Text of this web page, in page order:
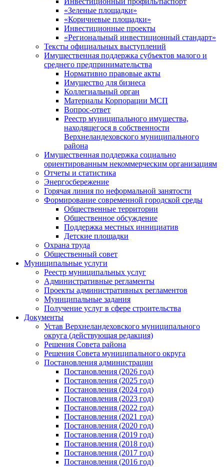
«Зеленые площадки»
«Коричневые площадки»
Инвестиционные проекты
«Региональный инвестиционный стандарт»
Тексты официальных выступлений
Имущественная поддержка субъектов малого и
среднего предпринимательства
Нормативно правовые акты
Имущество для бизнеса
Коллегиальный орган
Материалы Корпорации МСП
Вопрос-ответ
Реестр муниципального имущества,
находящегося в собственности
Верхнеландеховского муниципального
района
Имущественная поддержка социально
ориентированным некоммерческим организациям
Отчеты и статистика
Энергосбережение
Горячая линия по неформальной занятости
Формирование современной городской среды
Общественные территории
Общественное обсуждение
Поддержка местных иннициатив
Детские площадки
Охрана труда
Общественный совет
Муниципальные услуги
Реестр муниципальных услуг
Административные регламенты
Проекты административных регламентов
Муниципальные задания
Получение услуг в сфере строительства
Документы
Устав Верхнеландеховского муниципального
округа (действующая редакция)
Решения Совета района
Решения Совета муниципального округа
Постановления администрации
Постановления (2026 год)
Постановления (2025 год)
Постановления (2024 год)
Постановления (2023 год)
Постановления (2022 год)
Постановления (2021 год)
Постановления (2020 год)
Постановления (2019 год)
Постановления (2018 год)
Постановления (2017 год)
Постановления (2016 год)